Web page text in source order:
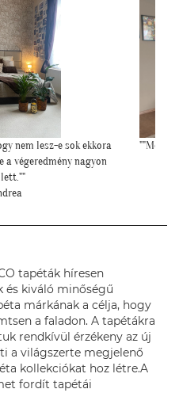
a lehetőséget, és azt is,
örültök!""
tapéták híresen
és kiváló minőségű
márkának a célja, hogy
a faladon. A tapétákra
rendkívül érzékeny az új
a világszerte megjelenő
kollekciókat hoz létre.A
fordít tapétái